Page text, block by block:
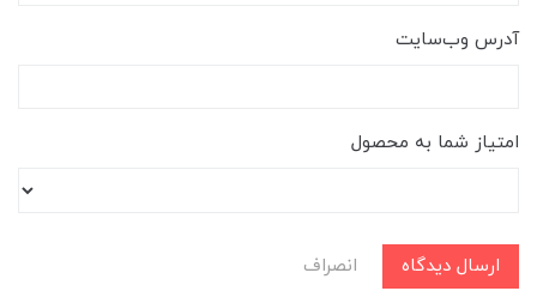
آدرس وب‌سایت
امتیاز شما به محصول
ارسال دیدگاه انصراف